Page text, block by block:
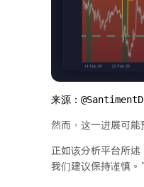
来源：
然而，这一进展可能
正如该分析平台所述
我们建议保持谨慎。